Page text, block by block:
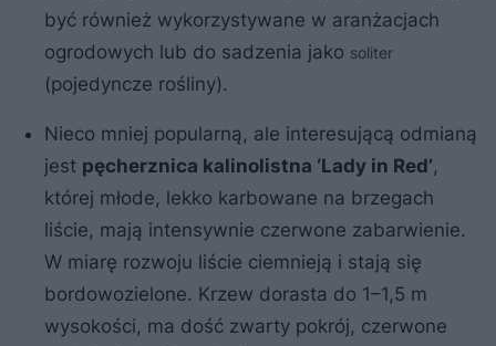
być również wykorzystywane w aranżacjach
ogrodowych lub do sadzenia jako soliter
(pojedyncze rośliny).
Nieco mniej popularną, ale interesującą odmianą
jest pęcherznica kalinolistna ‘Lady in Red’,
której młode, lekko karbowane na brzegach
liście, mają intensywnie czerwone zabarwienie.
W miarę rozwoju liście ciemnieją i stają się
bordowozielone. Krzew dorasta do 1–1,5 m
wysokości, ma dość zwarty pokrój, czerwone